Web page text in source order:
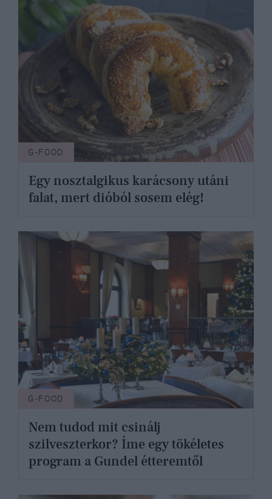
G-FOOD
Egy nosztalgikus karácsony utáni
falat, mert dióból sosem elég!
G-FOOD
Nem tudod mit csinálj
szilveszterkor? Íme egy tökéletes
program a Gundel étteremtől